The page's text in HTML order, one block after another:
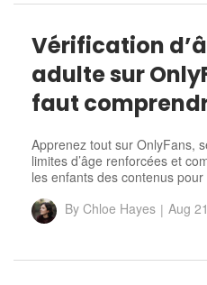
Vérification
adulte sur
faut
Apprenez tout sur OnlyFans,
limites d’âge renforcées et
les enfants des contenus pour
By Chloe Hayes | Aug